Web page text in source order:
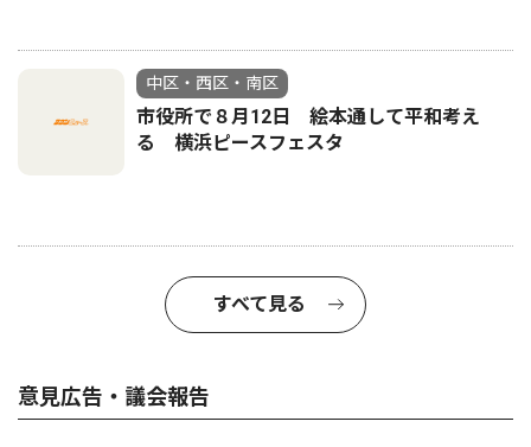
中区・西区・南区
市役所で８月12日 絵本通して平和考え
る 横浜ピースフェスタ
すべて見る
意見広告・議会報告